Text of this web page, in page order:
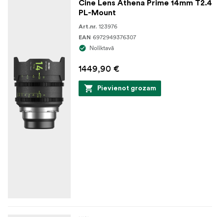
Cine Lens Athena Prime 14mm T2.4
PL-Mount
Art.nr. 123976
EAN 6972949376307
Noliktavā
1449,90 €
Pievienot grozam